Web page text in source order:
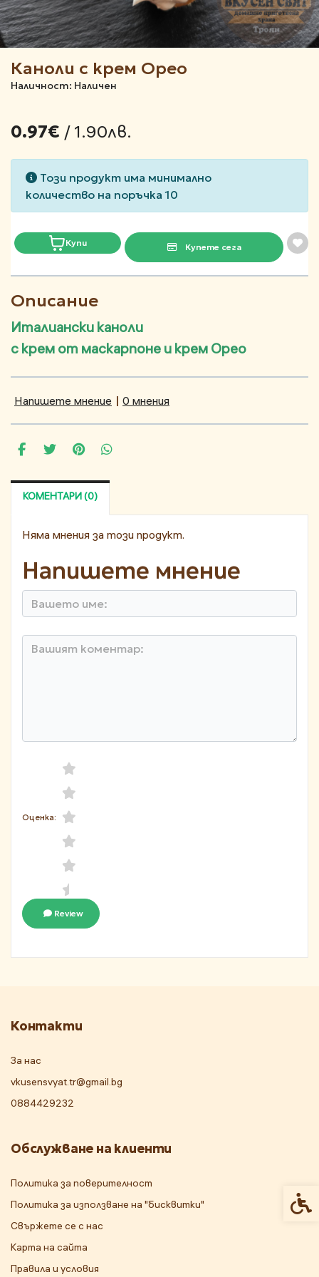
Каноли с крем Орео
Наличност: Наличен
0.97€ / 1.90лв.
Този продукт има минимално
количество на поръчка 10
Купи Купете сега
Описание
Италиански каноли
с крем от маскарпоне и крем Орео
Напишете мнение | 0 мнения
КОМЕНТАРИ (0)
Няма мнения за този продукт.
Напишете мнение
Оценка:
Review
Контакти
За нас
vkusensvyat.tr@gmail.bg
0884429232
Обслужване на клиенти
Политика за поверителност
Политика за използване на "бисквитки"
Свържете се с нас
Карта на сайта
Правила и условия